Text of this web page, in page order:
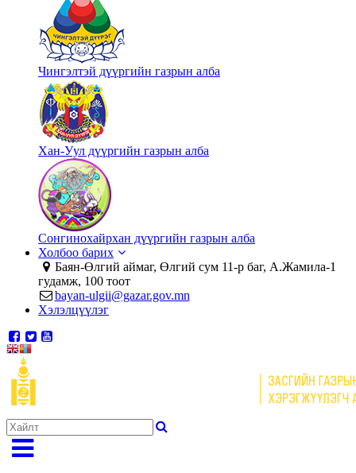
Чингэлтэй дүүргийн газрын алба
Хан-Уул дүүргийн газрын алба
Сонгинохайрхан дүүргийн газрын алба
Холбоо барих
Баян-Өлгий аймаг, Өлгий сум 11-р баг, А.Жамила-1
гудамж, 100 тоот
bayan-ulgii@gazar.gov.mn
Хэлэлцүүлэг